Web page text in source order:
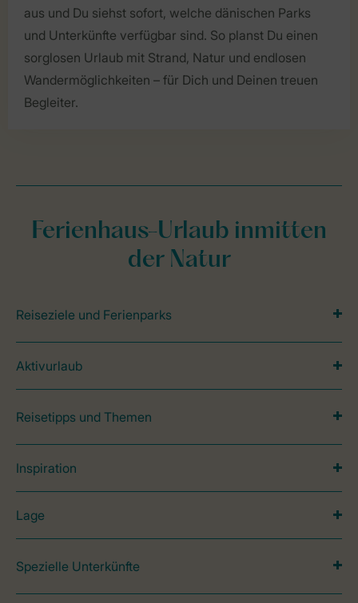
aus und Du siehst sofort, welche dänischen Parks
und Unterkünfte verfügbar sind. So planst Du einen
sorglosen Urlaub mit Strand, Natur und endlosen
Wandermöglichkeiten – für Dich und Deinen treuen
Begleiter.
Ferienhaus-Urlaub inmitten
der Natur
Reiseziele und Ferienparks
Aktivurlaub
Reisetipps und Themen
Inspiration
Lage
Spezielle Unterkünfte